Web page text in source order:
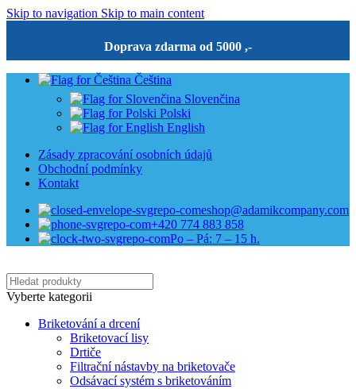
Skip to navigation Skip to main content
Doprava zdarma od 5000 ,-
Čeština
Slovenčina
Polski
English
Zásady zpracování osobních údajů
Obchodní podmínky
Kontakt
eshop@adamikcompany.com
+420 774 883 858
Po – Pá: 7 – 15 h.
Vyberte kategorii
Briketování a drcení
Briketovací lisy
Drtiče
Filtrační nástavby na briketovače
Odsávací systém s briketováním